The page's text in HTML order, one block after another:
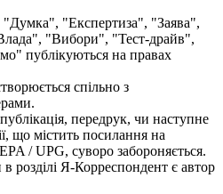
"Експертиза", "Заява",
"Вибори", "Тест-драйв",
публікуються на правах
спільно з
передрук, чи наступне
що містить посилання на
/ UPG, суворо забороняється.
розділі Я-Корреспондент є автор